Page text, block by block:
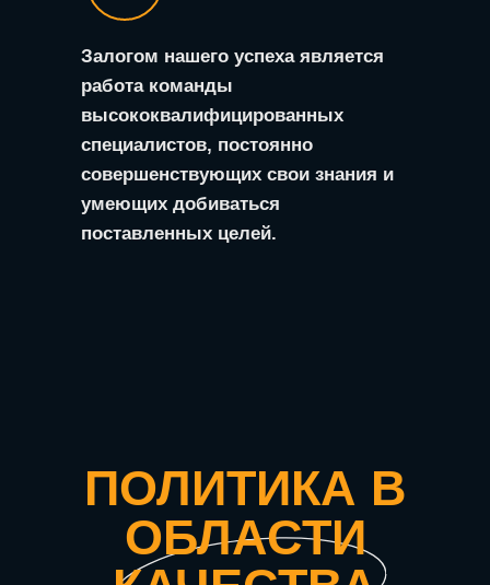
Залогом нашего успеха является
работа команды
высококвалифицированных
специалистов, постоянно
совершенствующих свои знания и
умеющих добиваться
поставленных целей.
ПОЛИТИКА В
ОБЛАСТИ